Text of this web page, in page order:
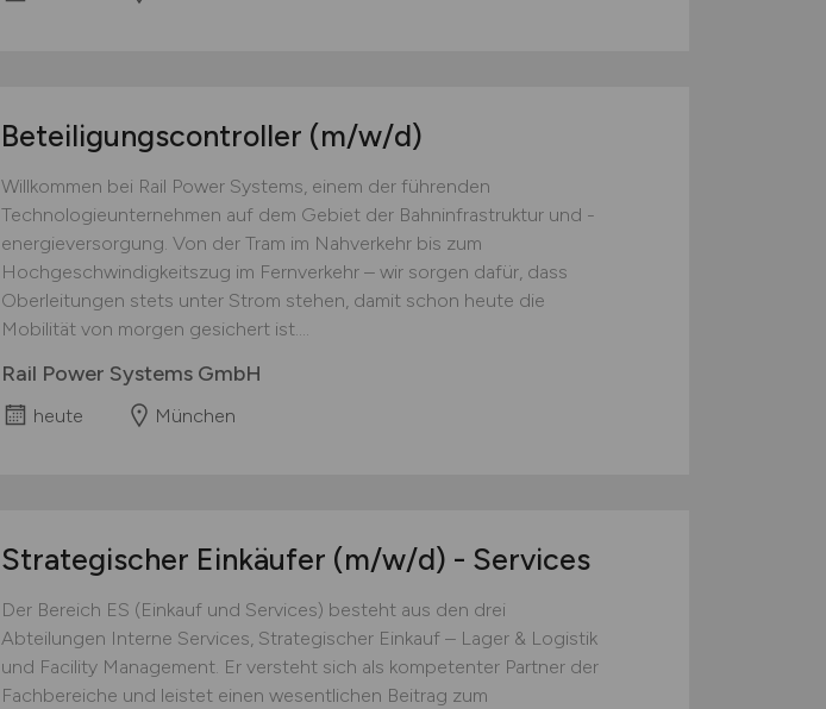
Beteiligungscontroller (m/w/d)
Willkommen bei Rail Power Systems, einem der führenden
Technologieunternehmen auf dem Gebiet der Bahninfrastruktur und -
energieversorgung. Von der Tram im Nahverkehr bis zum
Hochgeschwindigkeitszug im Fernverkehr – wir sorgen dafür, dass
Oberleitungen stets unter Strom stehen, damit schon heute die
Mobilität von morgen gesichert ist....
Rail Power Systems GmbH
heute München
Strategischer Einkäufer (m/w/d) - Services
Der Bereich ES (Einkauf und Services) besteht aus den drei
Abteilungen Interne Services, Strategischer Einkauf – Lager & Logistik
und Facility Management. Er versteht sich als kompetenter Partner der
Fachbereiche und leistet einen wesentlichen Beitrag zum